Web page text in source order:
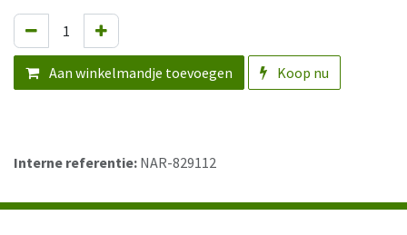
Aan winkelmandje toevoegen Koop nu
Interne referentie: NAR-829112